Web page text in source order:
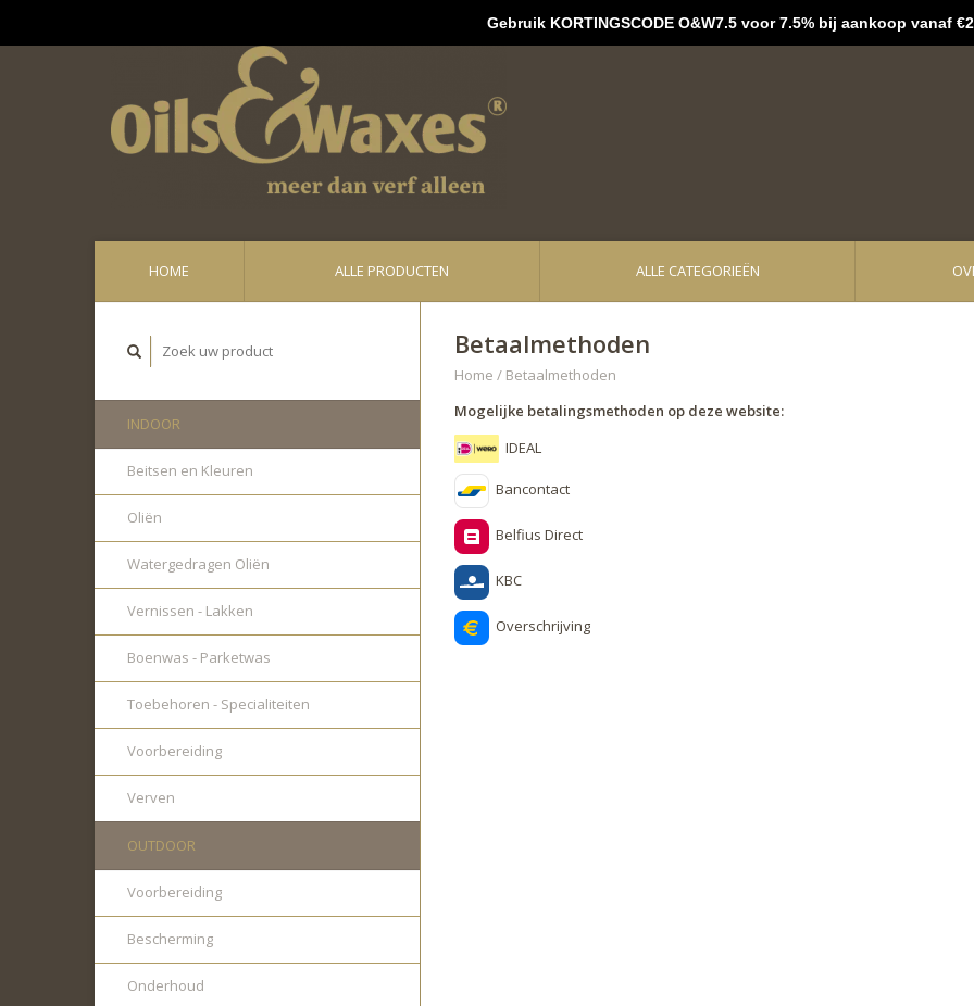
HOME ALLE PRODUCTEN ALLE CATEGORIEËN
INDOOR
Beitsen en Kleuren
Oliën
Watergedragen Oliën
Vernissen - Lakken
Boenwas - Parketwas
Toebehoren - Specialiteiten
Voorbereiding
Verven
OUTDOOR
Voorbereiding
Bescherming
Onderhoud
Betaalmethoden
Home / Betaalmethoden
Mogelijke betalingsmethoden op deze website:
IDEAL
Bancontact
Belfius Direct
KBC
Overschrijving
Gebruik KORTINGSCODE O&W7.5 voor 7.5% bij aankoop vanaf